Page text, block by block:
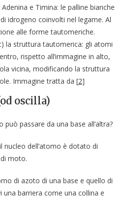
e Timina: le palline bianche
idrogeno coinvolti nel legame. Al
alle forme tautomeriche.
la struttura tautomerica: gli atomi
rispetto all’immagine in alto,
vicina, modificando la struttura
Immagine tratta da [2]
oscilla)
può passare da una base all’altra?
nucleo dell’atomo è dotato di
moto.
di azoto di una base e quello di
una barriera come una collina e